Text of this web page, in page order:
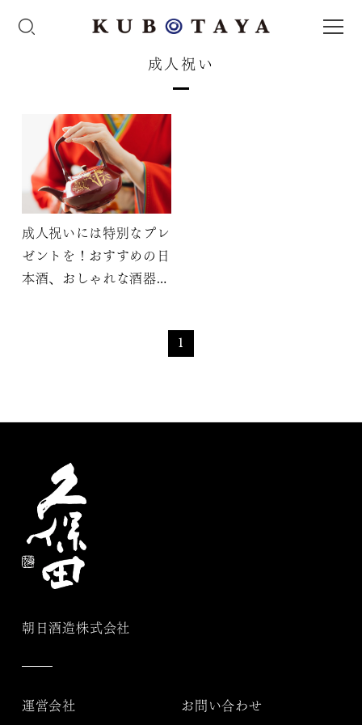
成人祝い
成人祝いには特別なプレ
ゼントを！おすすめの日
本酒、おしゃれな酒器を
1
朝日酒造株式会社
運営会社 お問い合わせ